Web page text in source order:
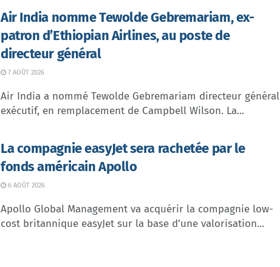
Air India nomme Tewolde Gebremariam, ex-
patron d’Ethiopian Airlines, au poste de
directeur général
7 AOÛT 2026
Air India a nommé Tewolde Gebremariam directeur général
exécutif, en remplacement de Campbell Wilson. La...
La compagnie easyJet sera rachetée par le
fonds américain Apollo
6 AOÛT 2026
Apollo Global Management va acquérir la compagnie low-
cost britannique easyJet sur la base d’une valorisation...